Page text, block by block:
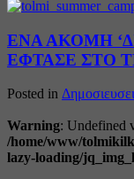
ΕΝΑ ΑΚΟΜΗ
ΕΦΤΑΣΕ ΣΤΟ
Posted in
Warning: Undefined
/home/www/
lazy-loading/